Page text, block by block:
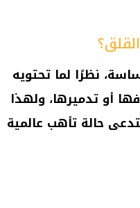
نظرًا لما تحتويه
أو تدميرها، ولهذا
حالة تأهب عالمية